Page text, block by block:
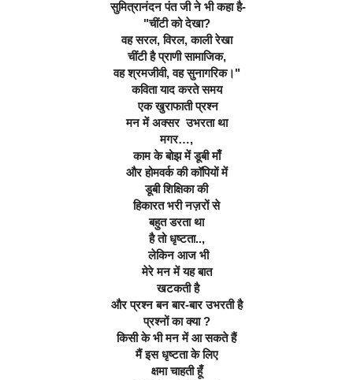
सुमित्रानंदन पंत जी ने भी कहा है-
"चींटी को देखा?
वह सरल, विरल, काली रेखा
चींटी है प्राणी सामाजिक,
वह श्रमजीवी, वह सुनागरिक।"
कविता याद करते समय
एक खुराफाती प्रश्न
मन में अक्सर  उभरता था
मगर…,
काम के बोझ में डूबी माँ
और होमवर्क की कॉपियों में
डूबी शिक्षिका की
हिकारत भरी नज़रों से
बहुत डरता था
है तो धृष्टता..,
लेकिन आज भी
मेरे मन में यह बात
खटकती है
और प्रश्न बन बार-बार उभरती है
प्रश्नों का क्या ?
किसी के भी मन में आ सकते हैं
मैं इस धृष्टता के लिए
क्षमा चाहती हूँ